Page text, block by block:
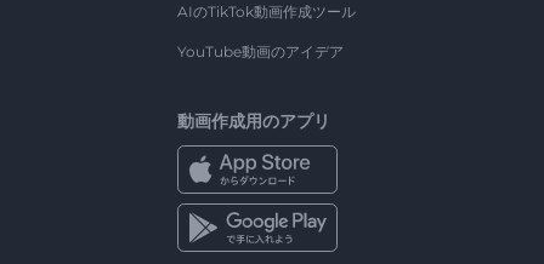
AIのTikTok動画作成ツール
YouTube動画のアイデア
動画作成用のアプリ